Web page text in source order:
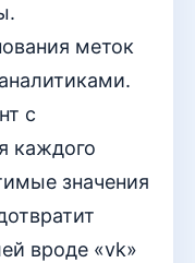
меток
с
каждого
значения
вроде «vk»